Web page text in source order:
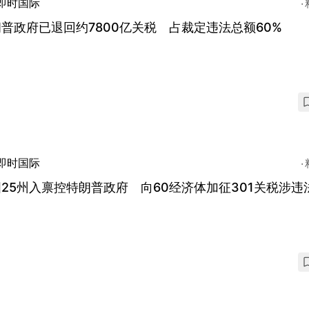
政府已退回约7800亿关税 占裁定违法总额60%
时国际
州入禀控特朗普政府 向60经济体加征301关税涉违